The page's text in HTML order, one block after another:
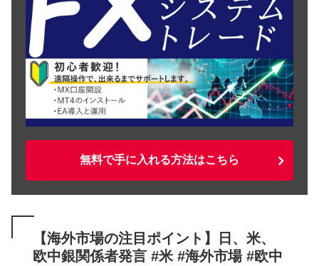
無料で手に入れる方法はこちら
【海外市場の注目ポイント】日、米、
欧中銀関係者発言 #米 #海外市場 #欧中